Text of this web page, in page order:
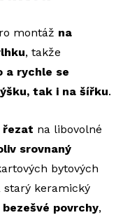
montáž na
, takže
a rychle se
tak i na šířku.
řezat na libovolné
srovnaný
bytových
starý keramický
povrchy,